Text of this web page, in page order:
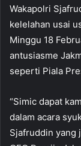
Wakapolri
kelelahan usai
Minggu 18
antusiasme
seperti Piala
“Simic dapat
dalam acara
Sjafruddin yang